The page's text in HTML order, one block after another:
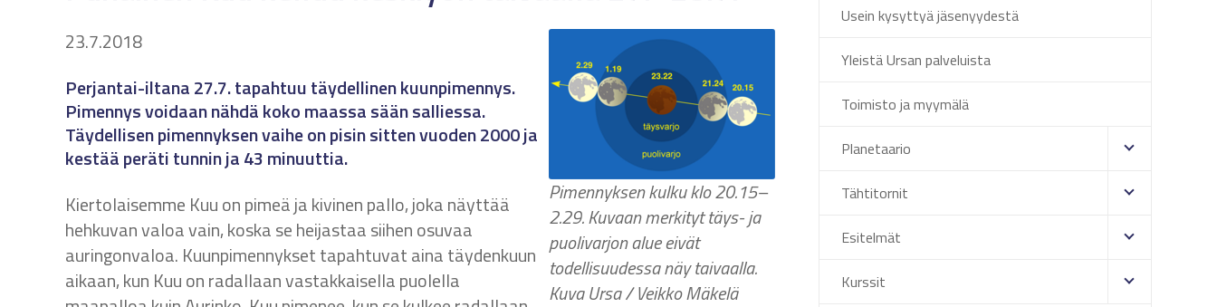
Pimennyksen kulku klo 20.15–
2.29. Kuvaan merkityt täys- ja
puolivarjon alue eivät
todellisuudessa näy taivaalla.
Kuva Ursa / Veikko Mäkelä
23.7.2018
Perjantai-iltana 27.7. tapahtuu täydellinen kuunpimennys.
Pimennys voidaan nähdä koko maassa sään salliessa.
Täydellisen pimennyksen vaihe on pisin sitten vuoden 2000 ja
kestää peräti tunnin ja 43 minuuttia.
Kiertolaisemme Kuu on pimeä ja kivinen pallo, joka näyttää
hehkuvan valoa vain, koska se heijastaa siihen osuvaa
auringonvaloa. Kuunpimennykset tapahtuvat aina täydenkuun
aikaan, kun Kuu on radallaan vastakkaisella puolella
Usein kysyttyä jäsenyydestä
Yleistä Ursan palveluista
Toimisto ja myymälä
Planetaario
Tähtitornit
Esitelmät
Kurssit